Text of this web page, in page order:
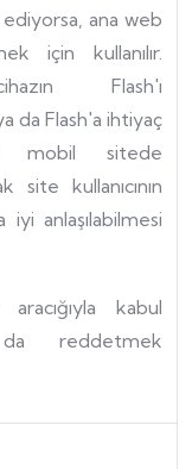
ana web
için kullanılır.
Flash'ı
da Flash'a ihtiyaç
mobil sitede
site kullanıcının
anlaşılabilmesi
aracığıyla kabul
reddetmek